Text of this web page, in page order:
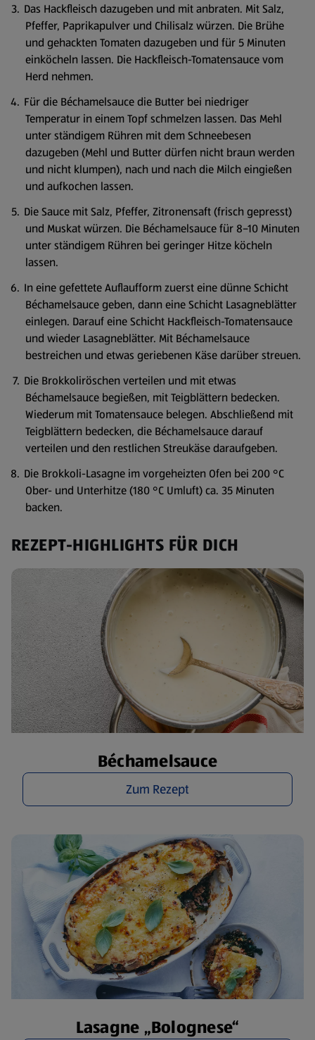
Das Hackfleisch dazugeben und mit anbraten. Mit Salz,
Pfeffer, Paprikapulver und Chilisalz würzen. Die Brühe
und gehackten Tomaten dazugeben und für 5 Minuten
einköcheln lassen. Die Hackfleisch-Tomatensauce vom
Herd nehmen.
Für die Béchamelsauce die Butter bei niedriger
Temperatur in einem Topf schmelzen lassen. Das Mehl
unter ständigem Rühren mit dem Schneebesen
dazugeben (Mehl und Butter dürfen nicht braun werden
und nicht klumpen), nach und nach die Milch eingießen
und aufkochen lassen.
Die Sauce mit Salz, Pfeffer, Zitronensaft (frisch gepresst)
und Muskat würzen. Die Béchamelsauce für 8–10 Minuten
unter ständigem Rühren bei geringer Hitze köcheln
lassen.
In eine gefettete Auflaufform zuerst eine dünne Schicht
Béchamelsauce geben, dann eine Schicht Lasagneblätter
einlegen. Darauf eine Schicht Hackfleisch-Tomatensauce
und wieder Lasagneblätter. Mit Béchamelsauce
bestreichen und etwas geriebenen Käse darüber streuen.
Die Brokkoliröschen verteilen und mit etwas
Béchamelsauce begießen, mit Teigblättern bedecken.
Wiederum mit Tomatensauce belegen. Abschließend mit
Teigblättern bedecken, die Béchamelsauce darauf
verteilen und den restlichen Streukäse daraufgeben.
Die Brokkoli-Lasagne im vorgeheizten Ofen bei 200 °C
Ober- und Unterhitze (180 °C Umluft) ca. 35 Minuten
backen.
REZEPT-HIGHLIGHTS FÜR DICH
Béchamelsauce
Zum Rezept
Lasagne „Bolognese“